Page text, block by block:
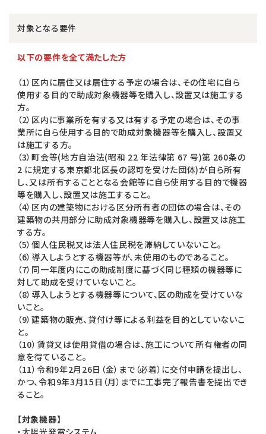
対象となる要件
以下の要件を全て満たした方
（1）区内に居住又は居住する予定の場合は、その住宅に自ら
使用する目的で助成対象機器等を購入し、設置又は施工する
方。
（2）区内に事業所を有する又は有する予定の場合は、その事
業所に自ら使用する目的で助成対象機器等を購入し、設置又
は施工する方。
（3）町会等(地方自治法(昭和 22 年法律第 67 号)第 260条の
2 に規定する東京都北区長の認可を受けた団体)が自ら所有
し、又は所有することとなる会館等に自ら使用する目的で機器
等を購入し、設置又は施工すること。
（4）区内の建築物における区分所有者の団体の場合は、その
建築物の共用部分に助成対象機器等を購入し、設置又は施工
する方。
（5）個人住民税又は法人住民税を滞納していないこと。
（6）導入しようとする機器等が、未使用のものであること。
（7）同一年度内にこの助成制度に基づく同じ種類の機器等に
対して助成を受けていないこと。
（8）導入しようとする機器等について、区の助成を受けていな
いこと。
（9）建築物の販売、貸付け等による利益を目的としていないこ
と。
（10）賃貸又は使用貸借の場合は、施工について所有権者の同
意を得ていること。
（11）令和9年2月26日（金）まで（必着）に交付申請を提出し、
かつ、令和9年3月15日（月）までに工事完了報告書を提出でき
ること。
【対象機器】
・太陽光発電システム